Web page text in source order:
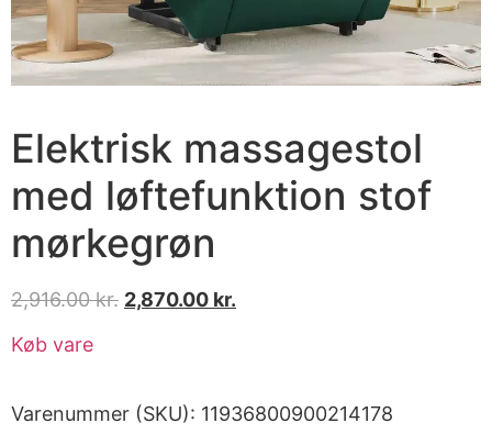
Elektrisk massagestol
med løftefunktion stof
mørkegrøn
2,916.00kr. 2,870.00 kr.
Køb vare
Varenummer (SKU): 11936800900214178